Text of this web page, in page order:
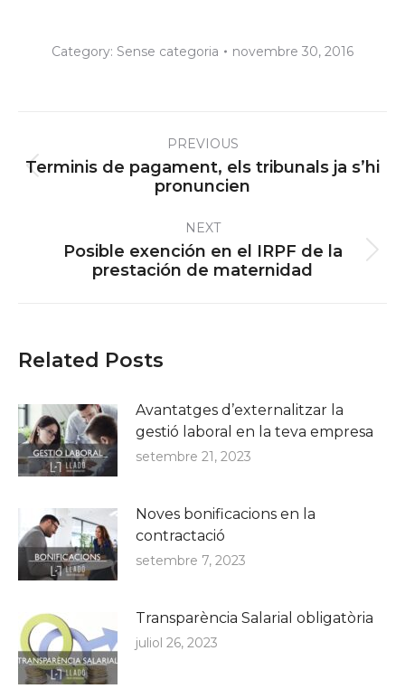
Category: Sense categoria novembre 30, 2016
navigationPREVIOUS
Previous
post:
Terminis de pagament, els tribunals ja s’hi
pronuncien
NEXT
Next
post:
Posible exención en el IRPF de la
prestación de maternidad
Related Posts
Avantatges d’externalitzar la
gestió laboral en la teva empresa
setembre 21, 2023
Noves bonificacions en la
contractació
setembre 7, 2023
Transparència Salarial obligatòria
juliol 26, 2023